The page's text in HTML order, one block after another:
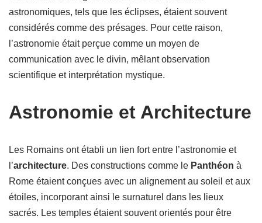
astronomiques, tels que les éclipses, étaient souvent
considérés comme des présages. Pour cette raison,
l’astronomie était perçue comme un moyen de
communication avec le divin, mêlant observation
scientifique et interprétation mystique.
Astronomie et Architecture
Les Romains ont établi un lien fort entre l’astronomie et
l’architecture. Des constructions comme le Panthéon à
Rome étaient conçues avec un alignement au soleil et aux
étoiles, incorporant ainsi le surnaturel dans les lieux
sacrés. Les temples étaient souvent orientés pour être